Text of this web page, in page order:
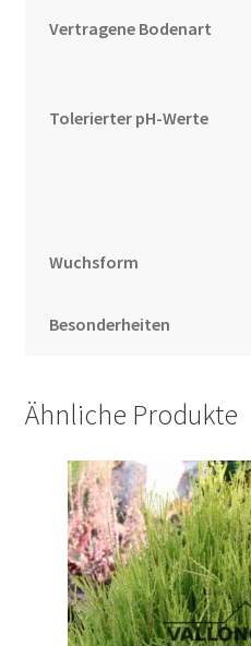
Vertragene Bodenart
Tolerierter pH-Werte
Wuchsform
Besonderheiten
Ähnliche Produkte